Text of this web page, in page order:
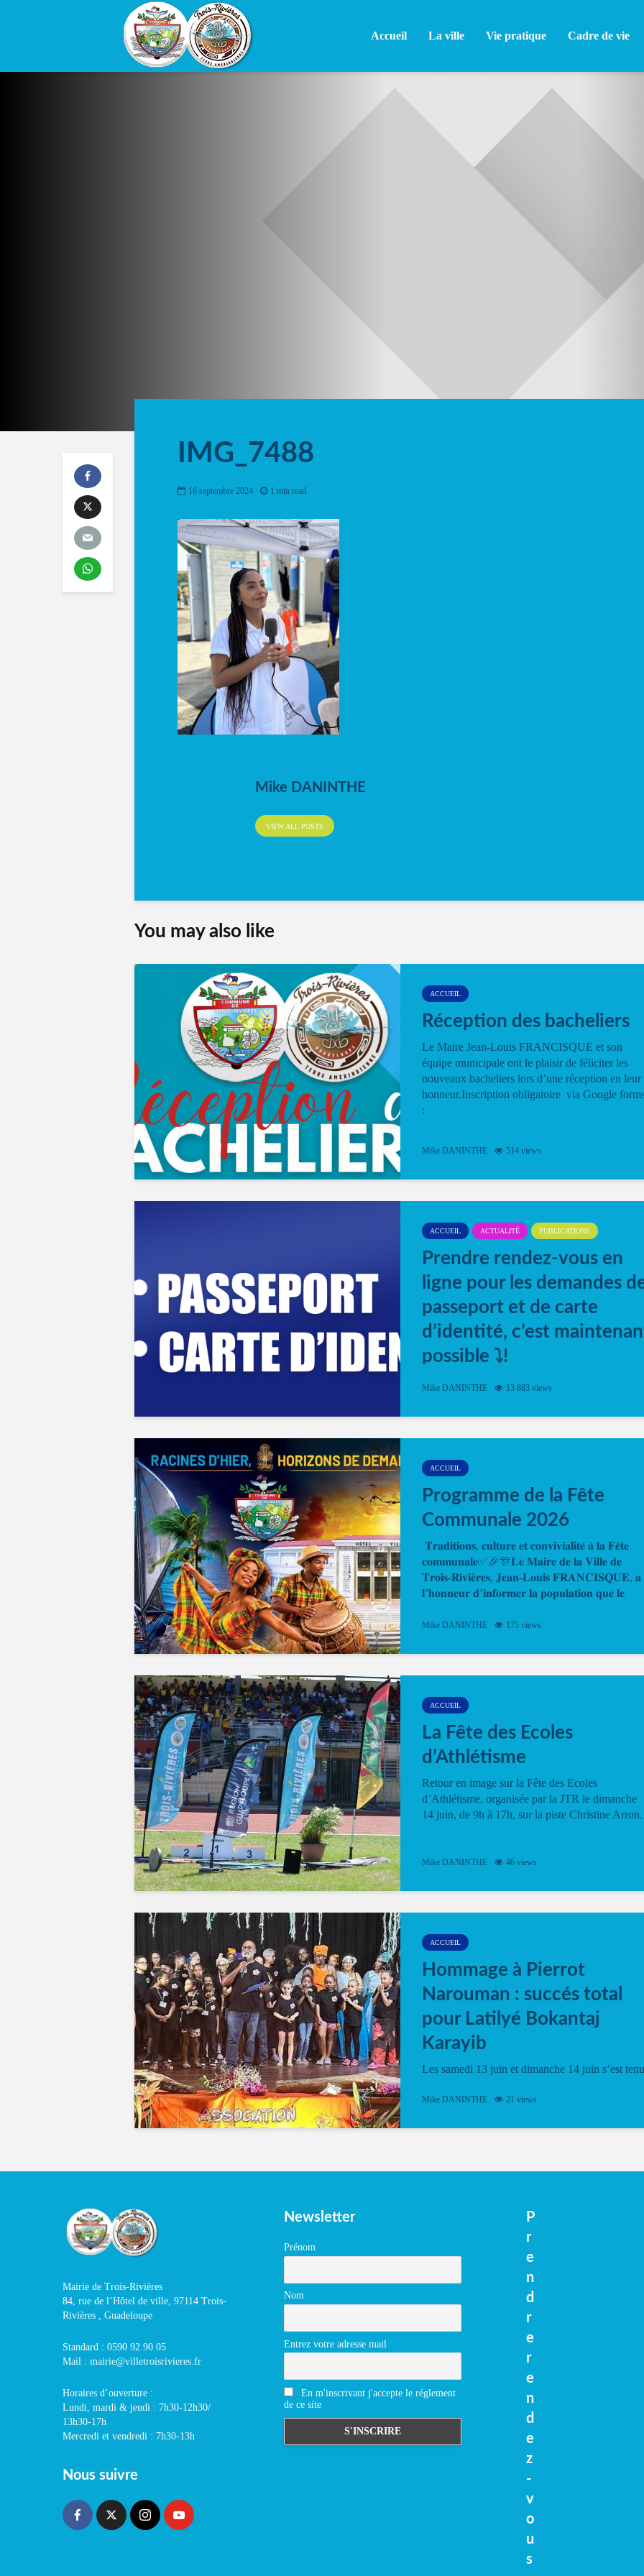
Accueil La ville Vie pratique Cadre de vie
IMG_7488
16 septembre 2024 1 min read
Mike DANINTHE
VIEW ALL POSTS
You may also like
ACCUEIL
Réception des bacheliers
Le Maire Jean-Louis FRANCISQUE et son
équipe municipale ont le plaisir de féliciter les
nouveaux bacheliers lors d’une réception en leur
honneur.Inscription obligatoire via Google
:
Mike DANINTHE 514 views
ACCUEIL ACTUALITÉ PUBLICATIONS
Prendre rendez-vous en
ligne pour les demandes
passeport et de carte
d’identité, c’est
possible ⤵️!
Désormais, il est possible de prendre rendez-
Mike DANINTHE 13 883 views
ACCUEIL
Programme de la Fête
Communale 2026
𝐓𝐫𝐚𝐝𝐢𝐭𝐢𝐨𝐧𝐬, 𝐜𝐮𝐥𝐭𝐮𝐫𝐞 𝐞𝐭 𝐜𝐨𝐧𝐯𝐢𝐯𝐢𝐚𝐥𝐢𝐭𝐞́ 𝐚̀ 𝐥𝐚 𝐅𝐞̂𝐭𝐞
𝐜𝐨𝐦𝐦𝐮𝐧𝐚𝐥𝐞✅🎉🎊𝐋𝐞 𝐌𝐚𝐢𝐫𝐞 𝐝𝐞 𝐥𝐚 𝐕𝐢𝐥𝐥𝐞 𝐝𝐞
𝐓𝐫𝐨𝐢𝐬-𝐑𝐢𝐯𝐢𝐞̀𝐫𝐞𝐬, 𝐉𝐞𝐚𝐧-𝐋𝐨𝐮𝐢𝐬 𝐅𝐑𝐀𝐍𝐂𝐈𝐒𝐐𝐔𝐄, 𝐚
𝐥’𝐡𝐨𝐧𝐧𝐞𝐮𝐫 𝐝’𝐢𝐧𝐟𝐨𝐫𝐦𝐞𝐫 𝐥𝐚 𝐩𝐨𝐩𝐮𝐥𝐚𝐭𝐢𝐨𝐧 𝐪𝐮𝐞 𝐥𝐞
Mike DANINTHE 175 views
ACCUEIL
La Fête des Ecoles
d’Athlétisme
Retour en image sur la Fête des Ecoles
d’Athlétisme, organisée par la JTR le dimanche
14 juin, de 9h à 17h, sur la piste Christine Arron.
Mike DANINTHE 46 views
ACCUEIL
Hommage à Pierrot
Narouman : succés total
pour Latilyé Bokantaj
Karayib
Les samedi 13 juin et dimanche 14 juin s’est tenu
vibrant à Pierrot Narouman, organisé par
spectacle de fin d’année, présenté à la salle...
Mike DANINTHE 21 views
Mairie de Trois-Rivières
84, rue de l’Hôtel de ville, 97114 Trois-
Rivières , Guadeloupe
Standard : 0590 92 90 05
Mail : mairie@villetroisrivieres.fr
Horaires d’ouverture :
Lundi, mardi & jeudi : 7h30-12h30/
13h30-17h
Mercredi et vendredi : 7h30-13h
Nous suivre
Newsletter
Prénom
Nom
Entrez votre adresse mail
En m'inscrivant j'accepte le réglement
de ce site
P
r
e
n
d
r
e
r
e
n
d
e
z
-
v
o
u
s